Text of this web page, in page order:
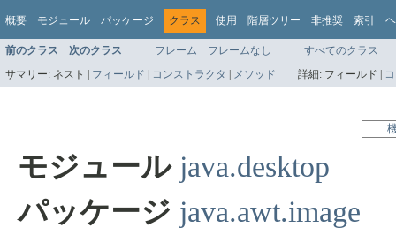
概要 モジュール パッケージ クラス 使用 階層ツリー 非推奨 索引
前のクラス 次のクラス フレーム フレームなし
すべてのクラス
サマリー: ネスト | フィールド | コンストラクタ | メソッド 詳細: フィールド |
モジュール java.desktop
パッケージ java.awt.image